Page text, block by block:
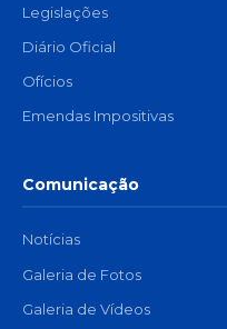
Legislações
Diário Oficial
Ofícios
Emendas Impositivas
Comunicação
Notícias
Galeria de Fotos
Galeria de Vídeos